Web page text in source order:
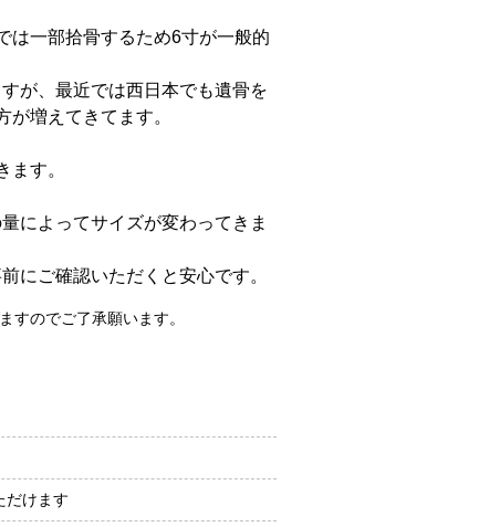
は一部拾骨するため6寸が一般的
が、最近では西日本でも遺骨を
増えてきてます。
す。
によってサイズが変わってきま
にご確認いただくと安心です。
すのでご了承願います。
だけます